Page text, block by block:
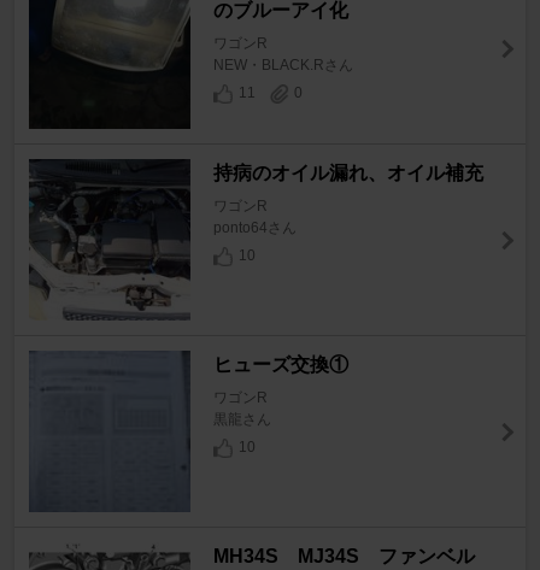
のブルーアイ化
ワゴンR
NEW・BLACK.Rさん
11
0
持病のオイル漏れ、オイル補充
ワゴンR
ponto64さん
10
ヒューズ交換①
ワゴンR
黒龍さん
10
MH34S MJ34S ファンベル